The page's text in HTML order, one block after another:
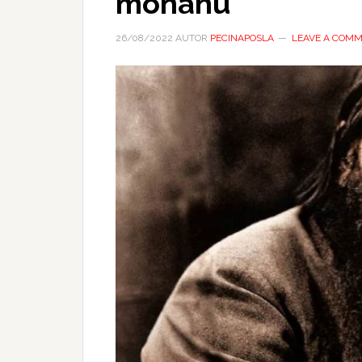
26/08/2022 AUTOR PECINAPOSLA LEAVE A